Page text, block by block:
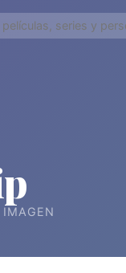
IMAGEN